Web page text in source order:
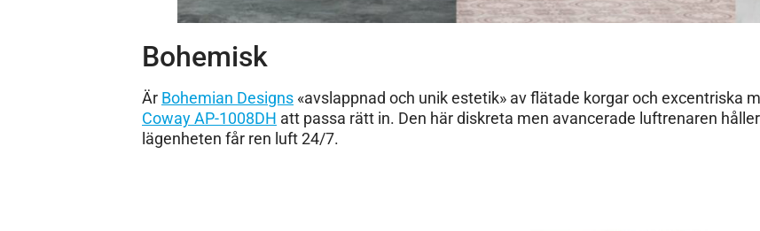
Bohemisk
Är Bohemian Designs «avslappnad och unik estetik» av flätade korgar och excentriska
Coway AP-1008DH att passa rätt in. Den här diskreta men avancerade luftrenaren
lägenheten får ren luft 24/7.